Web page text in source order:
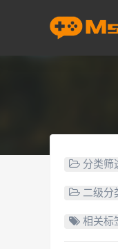
分类筛
二级分
相关标